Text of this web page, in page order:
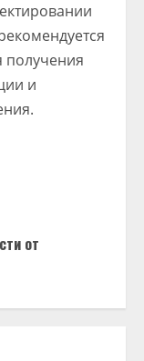
получения
и
от